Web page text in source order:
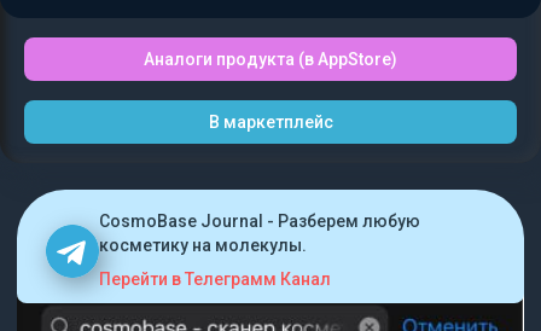
Аналоги продукта (в AppStore)
В маркетплейс
CosmoBase Journal - Разберем любую
косметику на молекулы.
Перейти в Телеграмм Канал